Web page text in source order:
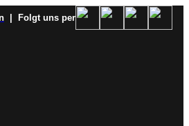
| Folgt uns per